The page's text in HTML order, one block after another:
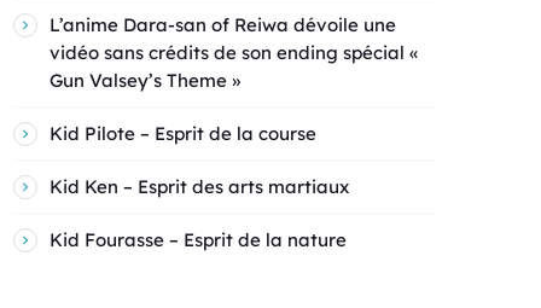
L’anime Dara-san of Reiwa dévoile une
vidéo sans crédits de son ending spécial «
Gun Valsey’s Theme »
Kid Pilote – Esprit de la course
Kid Ken – Esprit des arts martiaux
Kid Fourasse – Esprit de la nature